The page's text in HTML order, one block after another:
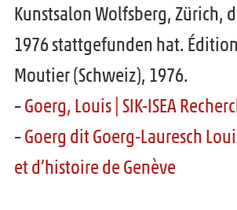
Kunstsalon Wolfsberg, Zürich,
1976 stattgefunden hat.
Moutier (Schweiz), 1976.
–Goerg, Louis | SIK-ISEA
–Goerg dit Goerg-Lauresch
et d’histoire de Genève